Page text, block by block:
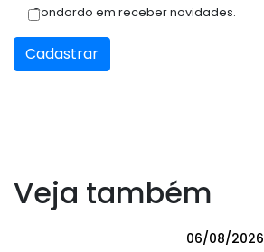
Condordo em receber novidades.
Cadastrar
Veja também
06/08/2026